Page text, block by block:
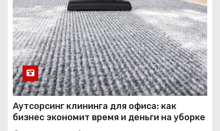
Аутсорсинг клининга для офиса: как
бизнес экономит время и деньги на уборке